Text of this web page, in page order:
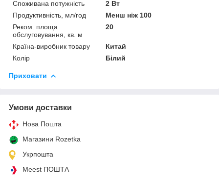
Споживана потужність
2 Вт
Продуктивність, мл/год
Менш ніж 100
Реком. площа
обслуговування, кв. м
20
Країна-виробник товару
Китай
Колір
Білий
Приховати
Умови доставки
Нова Пошта
Магазини Rozetka
Укрпошта
Meest ПОШТА